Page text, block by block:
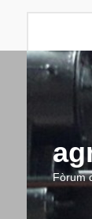
Fòrum